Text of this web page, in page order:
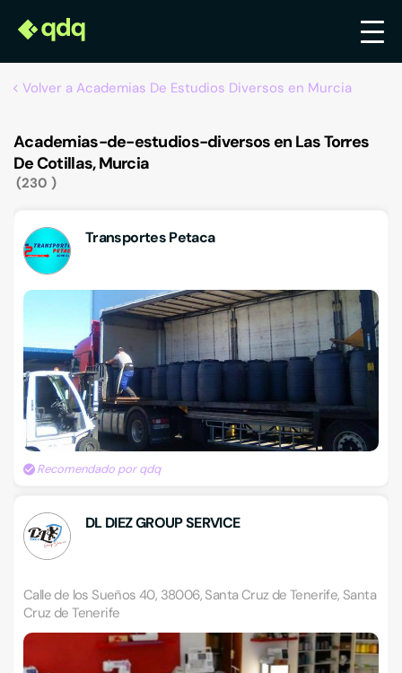
Volver a Academias De Estudios Diversos en Murcia
Academias-de-estudios-diversos en Las Torres
De Cotillas, Murcia
230
Transportes Petaca
Recomendado por qdq
DL DIEZ GROUP SERVICE
Calle de los Sueños 40, 38006, Santa Cruz de Tenerife, Santa
Cruz de Tenerife